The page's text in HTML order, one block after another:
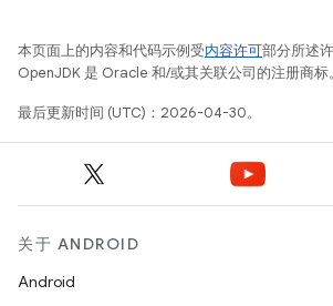
本页面上的内容和代码示例受内容许可部分所述
OpenJDK 是 Oracle 和/或其关联公司的注册商标。
最后更新时间 (UTC)：2026-04-30。
关于 ANDROID
Android